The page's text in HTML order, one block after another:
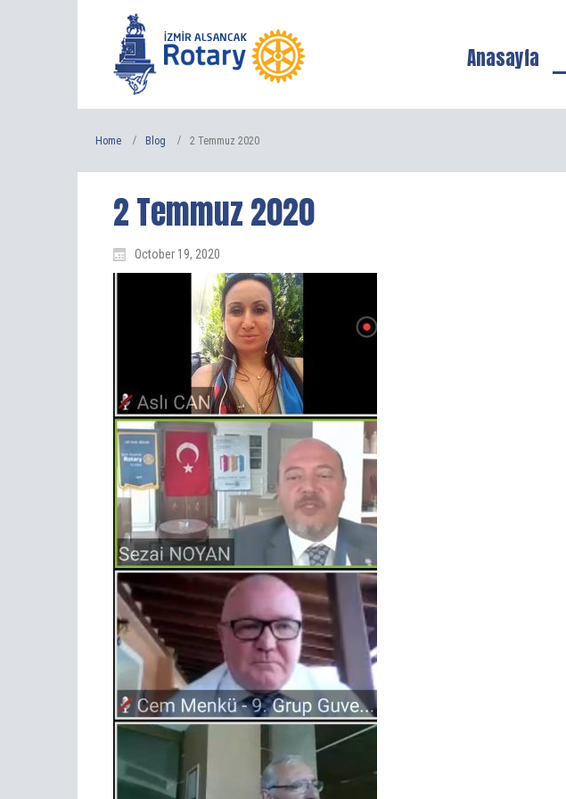
Anasayfa
Home Blog 2 Temmuz 2020
2 Temmuz 2020
October 19, 2020